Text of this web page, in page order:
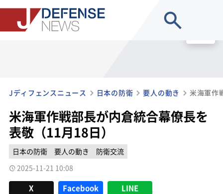
Jディフェンスニュース 日本の防衛 要人の動き
米海軍作戦部長が内倉統合幕僚長を
表敬（11月18日）
日本の防衛 要人の動き
防衛交流
2025-11-21 10:08
X Facebook LINE